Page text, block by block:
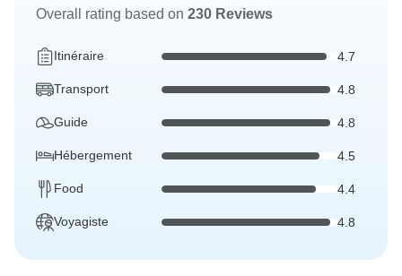
Overall rating based on 230 Reviews
Itinéraire 4.7
Transport 4.8
Guide 4.8
Hébergement 4.5
Food 4.4
Voyagiste 4.8